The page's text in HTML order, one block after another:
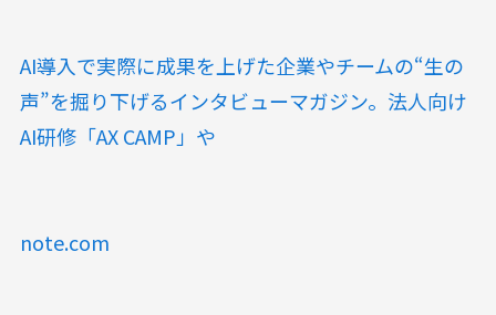
AI導入で実際に成果を上げた企業やチームの“生の
声”を掘り下げるインタビューマガジン。法人向け
AI研修「AX CAMP」や
note.com